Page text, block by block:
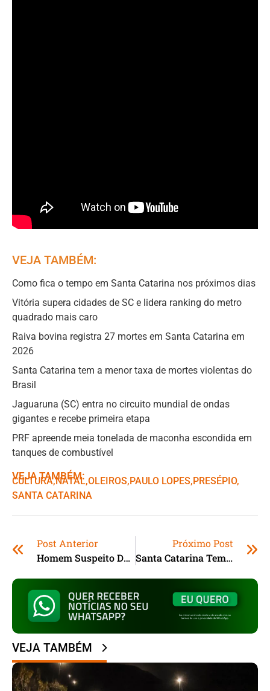
VEJA TAMBÉM:
Como fica o tempo em Santa Catarina nos próximos dias
Vitória supera cidades de SC e lidera ranking do metro
quadrado mais caro
Raiva bovina registra 27 mortes em Santa Catarina em
2026
Santa Catarina tem a menor taxa de mortes violentas do
Brasil
Jaguaruna (SC) entra no circuito mundial de ondas
gigantes e recebe primeira etapa
PRF apreende meia tonelada de maconha escondida em
tanques de combustível
VEJA TAMBÉM:
CULTURA,ㅤNATAL,ㅤOLEIROS,ㅤPAULO LOPES,ㅤPRESÉPIO,ㅤ
SANTA CATARINA
Post Anterior
Homem Suspeito De Estuprar A Própria Filha É Preso No Sul De SC
Próximo Post
Santa Catarina Tem 25 Municípios Afetados Pelas Chuvas
VEJA TAMBÉM